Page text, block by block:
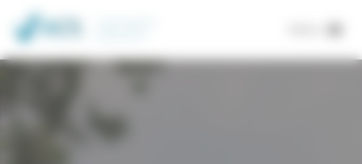
Panneau de gestion des cookies